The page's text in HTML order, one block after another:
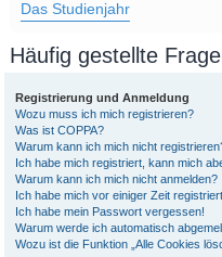
Das Studienjahr
Häufig gestellte
Registrierung und Anmeldung
Wozu muss ich mich registrieren?
Was ist COPPA?
Warum kann ich mich nicht
Ich habe mich registriert, kann mich
Warum kann ich mich nicht anmelden?
Ich habe mich vor einiger Zeit
Ich habe mein Passwort vergessen!
Warum werde ich automatisch
Wozu ist die Funktion „Alle Cookies